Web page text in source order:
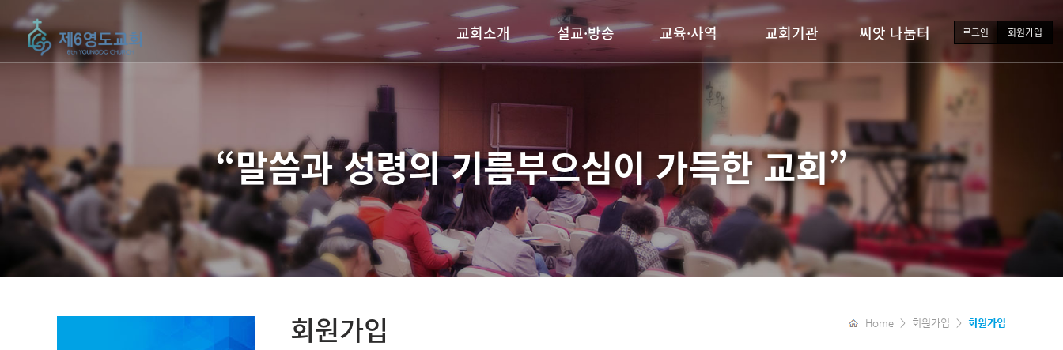
교회소개
교회연혁
예배안내
섬기는 이들
찾아오시는길
설교·방송
부흥회 및 행사
교육·사역
양육시스템
오하리데이
교회기관
유·초등부
중·고등부
청년부
장년부
씨앗 나눔터
주보자료실
행사일정
자유게시판
찬양과콘티
로그인 회원가입
“말씀과 성령의 기름부으심이가득한 교회”
회원가입 Home > 회원가입 > 회원가입